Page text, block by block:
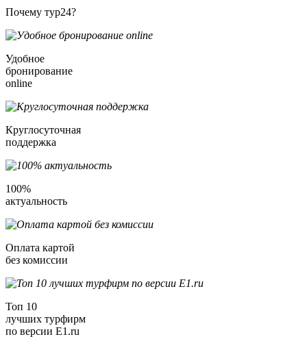
Почему тур24?
Удобное
бронирование
online
Круглосуточная
поддержка
100%
актуальность
Оплата картой
без комиссии
Топ 10
лучших турфирм
по версии E1.ru